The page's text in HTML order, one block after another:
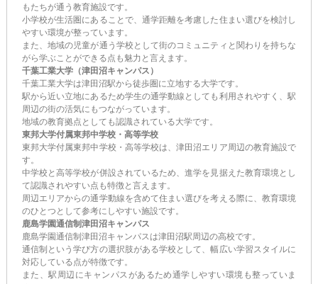
もたちが通う教育施設です。
小学校が生活圏にあることで、通学距離を考慮した住まい選びを検討し
やすい環境が整っています。
また、地域の児童が通う学校として街のコミュニティと関わりを持ちな
がら学ぶことができる点も魅力と言えます。
千葉工業大学（津田沼キャンパス）
千葉工業大学は津田沼駅から徒歩圏に立地する大学です。
駅から近い立地にあるため学生の通学動線としても利用されやすく、駅
周辺の街の活気にもつながっています。
地域の教育拠点としても認識されている大学です。
東邦大学付属東邦中学校・高等学校
東邦大学付属東邦中学校・高等学校は、津田沼エリア周辺の教育施設で
す。
中学校と高等学校が併設されているため、進学を見据えた教育環境とし
て認識されやすい点も特徴と言えます。
周辺エリアからの通学動線を含めて住まい選びを考える際に、教育環境
のひとつとして参考にしやすい施設です。
鹿島学園通信制津田沼キャンパス
鹿島学園通信制津田沼キャンパスは津田沼駅周辺の高校です。
通信制という学び方の選択肢がある学校として、幅広い学習スタイルに
対応している点が特徴です。
また、駅周辺にキャンパスがあるため通学しやすい環境も整っていま